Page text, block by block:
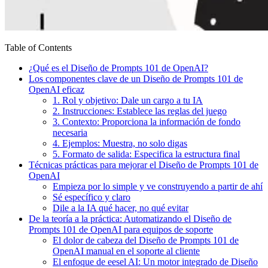
Table of Contents
¿Qué es el Diseño de Prompts 101 de OpenAI?
Los componentes clave de un Diseño de Prompts 101 de
OpenAI eficaz
1. Rol y objetivo: Dale un cargo a tu IA
2. Instrucciones: Establece las reglas del juego
3. Contexto: Proporciona la información de fondo
necesaria
4. Ejemplos: Muestra, no solo digas
5. Formato de salida: Especifica la estructura final
Técnicas prácticas para mejorar el Diseño de Prompts 101 de
OpenAI
Empieza por lo simple y ve construyendo a partir de ahí
Sé específico y claro
Dile a la IA qué hacer, no qué evitar
De la teoría a la práctica: Automatizando el Diseño de
Prompts 101 de OpenAI para equipos de soporte
El dolor de cabeza del Diseño de Prompts 101 de
OpenAI manual en el soporte al cliente
El enfoque de eesel AI: Un motor integrado de Diseño